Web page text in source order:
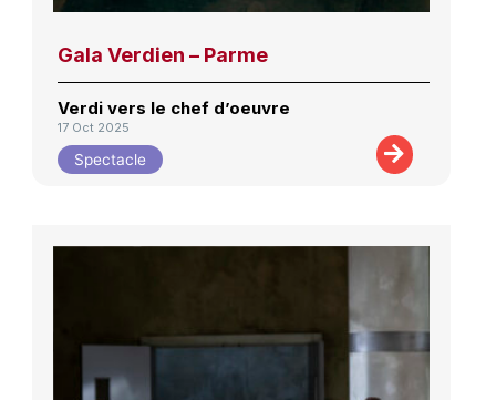
Gala Verdien – Parme
Verdi vers le chef d’oeuvre
17 Oct 2025
Spectacle